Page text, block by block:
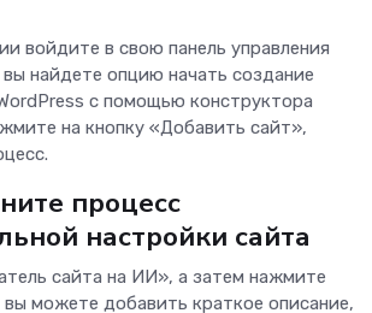
войдите в свою панель управления
найдете опцию начать создание
с помощью конструктора
на кнопку «Добавить сайт»,
процесс
настройки сайта
сайта на ИИ», а затем нажмите
можете добавить краткое описание,